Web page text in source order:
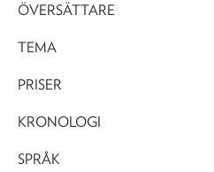
ÖVERSÄTTARE
TEMA
PRISER
KRONOLOGI
SPRÅK